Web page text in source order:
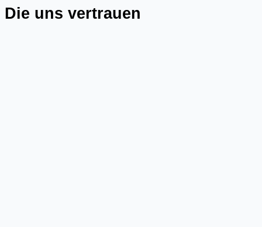
Die uns vertrauen